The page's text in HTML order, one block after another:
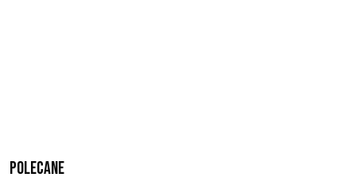
Polecane